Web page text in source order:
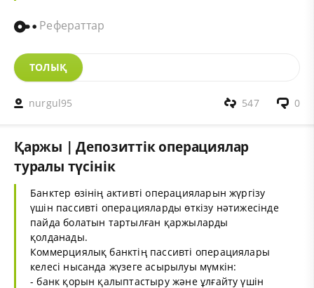
Рефераттар
ТОЛЫҚ
nurgul95 0
547
Қаржы | Депозиттік операциялар
туралы түсінік
Банктер өзінің активті операцияларын жүргізу
үшін пассивті операцияларды өткізу нәтижесінде
пайда болатын тартылған қаржыларды
қолданады.
Коммерциялық банктің пассивті операциялары
келесі нысанда жүзеге асырылуы мүмкін:
- банк қорын қалыптастыру және ұлғайту үшін